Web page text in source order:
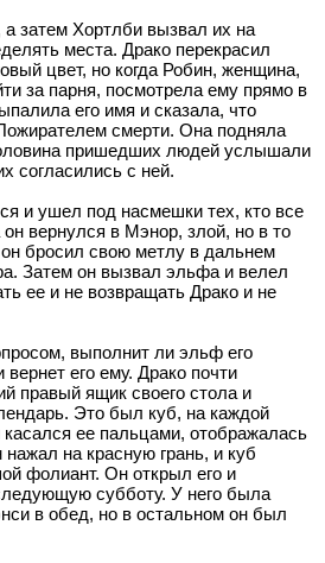
затем Хортлби вызвал их на
места. Драко перекрасил
цвет, но когда Робин, женщина,
за парня, посмотрела ему прямо в
его имя и сказала, что
смерти. Она подняла
пришедших людей услышали
согласились с ней.
и ушел под насмешки тех, кто все
вернулся в Мэнор, злой, но в то
бросил свою метлу в дальнем
Затем он вызвал эльфа и велел
ее и не возвращать Драко и не
выполнит ли эльф его
его ему. Драко почти
правый ящик своего стола и
Это был куб, на каждой
касался ее пальцами, отображалась
на красную грань, и куб
фолиант. Он открыл его и
субботу. У него была
в обед, но в остальном он был